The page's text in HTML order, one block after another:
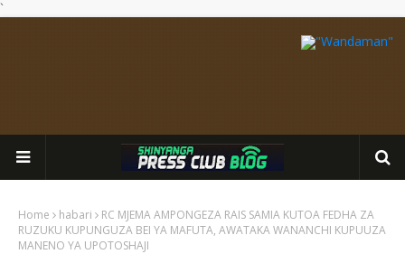
`
Home habari
RC MJEMA AMPONGEZA RAIS SAMIA KUTOA FEDHA ZA
RUZUKU KUPUNGUZA BEI YA MAFUTA, AWATAKA WANANCHI KUPUUZA
MANENO YA UPOTOSHAJI